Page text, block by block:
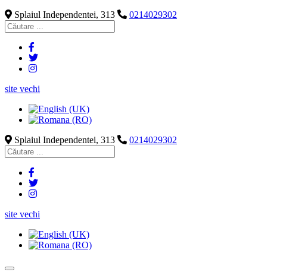
Splaiul Independentei, 313
0214029302
site vechi
Splaiul Independentei, 313 0214029302
site vechi